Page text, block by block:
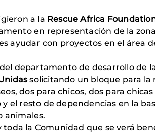
a la Rescue Africa
en representación de la
ayudar con proyectos en el área
departamento de desarrollo de
solicitando un bloque para la
dos para chicos, dos para
el resto de dependencias en la
animales.
la Comunidad que se verá